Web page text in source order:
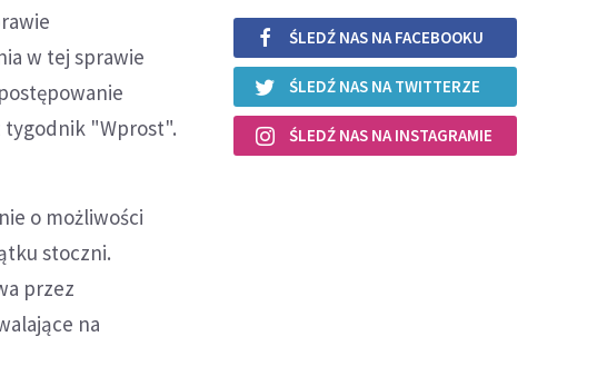
w tej sprawie
tygodnik "Wprost".
o możliwości
stoczni.
przez
na
ŚLEDŹ NAS NA FACEBOOKU
ŚLEDŹ NAS NA TWITTERZE
ŚLEDŹ NAS NA INSTAGRAMIE